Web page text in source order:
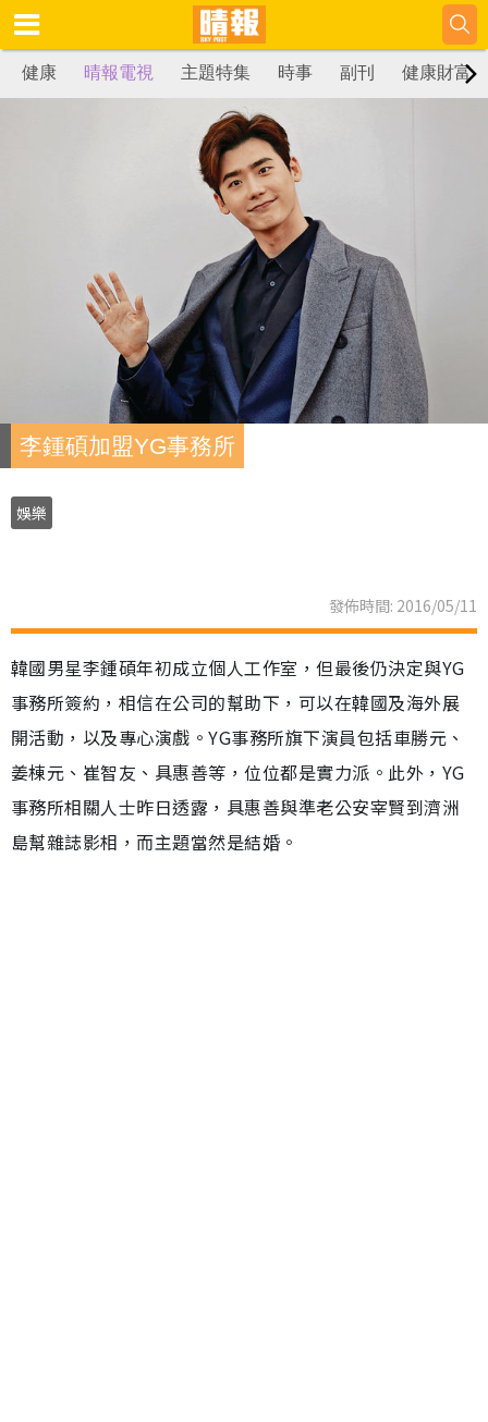
健康 晴報電視 主題特集 時事 副刊 健康財富
李鍾碩加盟YG事務所
娛樂
發佈時間: 2016/05/11
韓國男星李鍾碩年初成立個人工作室，但最後仍決定與YG
事務所簽約，相信在公司的幫助下，可以在韓國及海外展
開活動，以及專心演戲。YG事務所旗下演員包括車勝元、
姜棟元、崔智友、具惠善等，位位都是實力派。此外，YG
事務所相關人士昨日透露，具惠善與準老公安宰賢到濟洲
島幫雜誌影相，而主題當然是結婚。